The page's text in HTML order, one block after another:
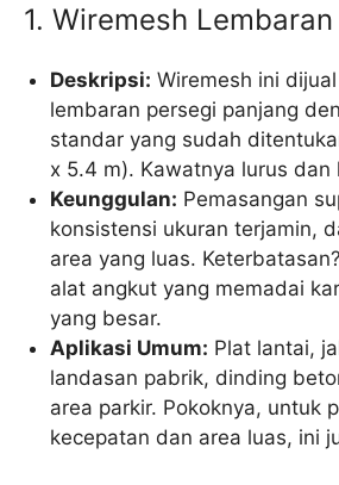
1. Wiremesh
Deskripsi: Wiremesh ini
lembaran persegi panjang
standar yang sudah
x 5.4 m). Kawatnya lurus dan
Keunggulan: Pemasangan
konsistensi ukuran terjamin,
area yang luas.
alat angkut yang memadai
yang besar.
Aplikasi Umum: Plat lantai,
landasan pabrik, dinding
area parkir. Pokoknya, untuk
kecepatan dan area luas, ini